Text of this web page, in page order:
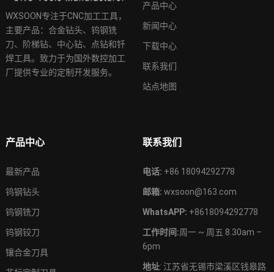
WXSOON专注于CNC加工工具，
主要产品：合金钻头、钨钢铣
刀、阶梯钻、中心钻、点钻和钎
焊工具。致力于为国外数控加工
厂提供专业的定制开发服务。
产品中心
新闻中心
下载中心
联系我们
站点地图
产品中心
最新产品
钨钢钻头
钨钢铣刀
钨钢铰刀
镶合金刀具
联系我们
电话: +86 18094292778
邮箱: wxsoon@163.com
WhatsAPP: +8618094292778
工作时间:周一 ~ 周五 8.30am –
6pm
地址: 江苏省无锡市梁溪区钱皋路